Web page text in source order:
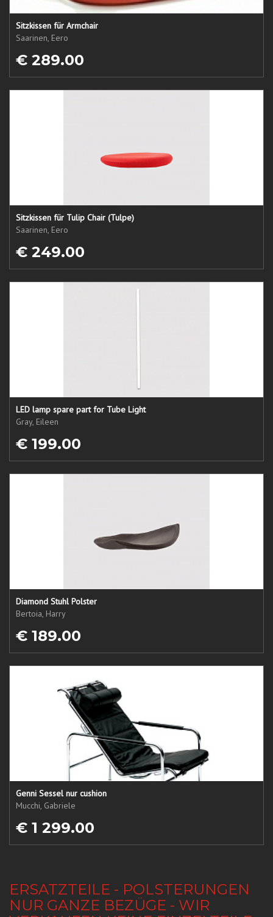
Sitzkissen für Armchair
Saarinen, Eero
€ 289.00
Sitzkissen für Tulip Chair (Tulpe)
Saarinen, Eero
€ 249.00
LED lamp spare part for Tube Light
Gray, Eileen
€ 199.00
Diamond Stuhl Polster
Bertoia, Harry
€ 189.00
Genni Sessel nur cushion
Mucchi, Gabriele
€ 1 299.00
ERSATZTEILE - POLSTERUNGEN
NUR GANZE BEZÜGE - WIR